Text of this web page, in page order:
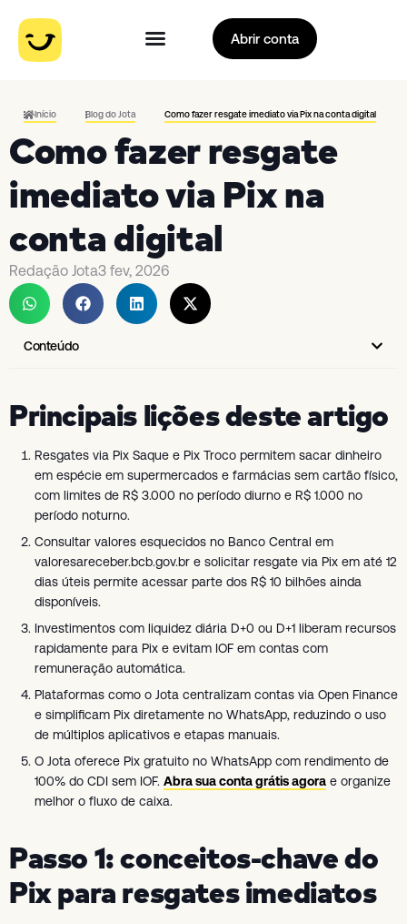
Abrir conta
Início Blog do Jota Como fazer resgate imediato via Pix na conta digital
Como fazer resgate
imediato via Pix na
conta digital
Redação Jota3 fev, 2026
Conteúdo
Principais lições deste artigo
Resgates via Pix Saque e Pix Troco permitem sacar dinheiro
em espécie em supermercados e farmácias sem cartão físico,
com limites de R$ 3.000 no período diurno e R$ 1.000 no
período noturno.
Consultar valores esquecidos no Banco Central em
valoresareceber.bcb.gov.br e solicitar resgate via Pix em até 12
dias úteis permite acessar parte dos R$ 10 bilhões ainda
disponíveis.
Investimentos com liquidez diária D+0 ou D+1 liberam recursos
rapidamente para Pix e evitam IOF em contas com
remuneração automática.
Plataformas como o Jota centralizam contas via Open Finance
e simplificam Pix diretamente no WhatsApp, reduzindo o uso
de múltiplos aplicativos e etapas manuais.
O Jota oferece Pix gratuito no WhatsApp com rendimento de
100% do CDI sem IOF. Abra sua conta grátis agora e organize
melhor o fluxo de caixa.
Passo 1: conceitos-chave do
Pix para resgates imediatos